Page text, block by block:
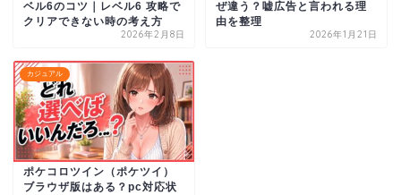
ベル6のコツ｜レベル6 攻略で
クリアできない時の考え方
2026年2月8日
ぜ違う？嘘広告と言われる理
由を整理
2026年1月21日
カジュアル
ポケコロツイン（ポケツイ）
ブラウザ版はある？pc対応状